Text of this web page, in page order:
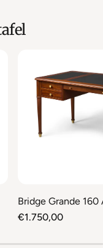
Bridge Grande 160
Normale
€1.750,00